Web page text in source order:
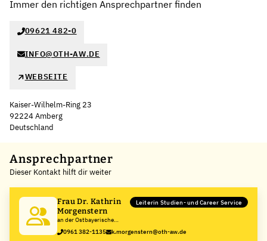
Immer den richtigen Ansprechpartner finden
09621 482-0
INFO@OTH-AW.DE
WEBSEITE
Kaiser-Wilhelm-Ring 23
92224 Amberg
Deutschland
+
−
Ansprechpartner
Dieser Kontakt hilft dir weiter
Frau Dr. Kathrin
Morgenstern
an der Ostbayerische
Technische Hochschule
Amberg-Weiden
Leiterin Studien- und Career Service
0961 382-1135 k.morgenstern@oth-aw.de